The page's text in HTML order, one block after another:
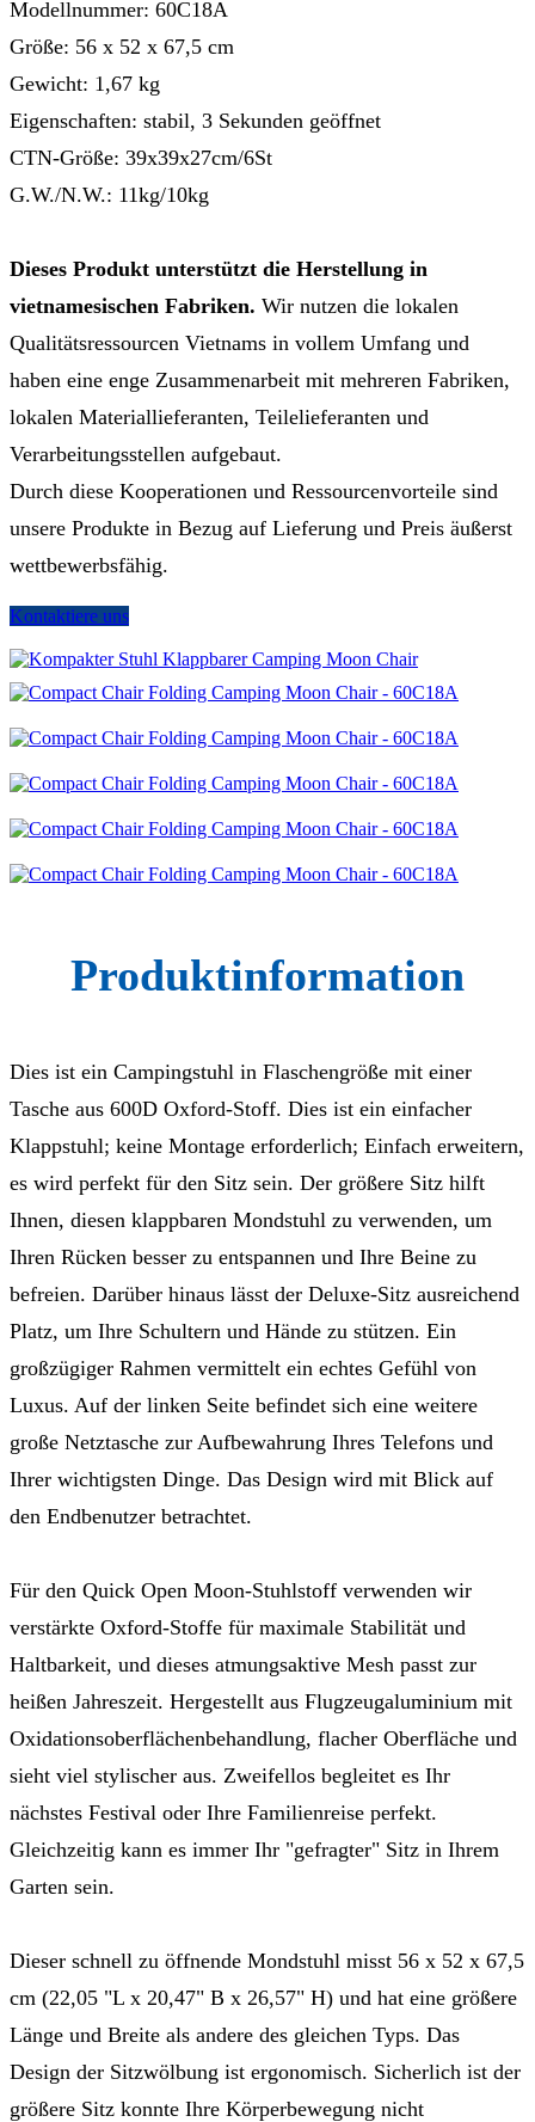
Modellnummer: 60C18A
Größe: 56 x 52 x 67,5 cm
Gewicht: 1,67 kg
Eigenschaften: stabil, 3 Sekunden geöffnet
CTN-Größe: 39x39x27cm/6St
G.W./N.W.: 11kg/10kg
Dieses Produkt unterstützt die Herstellung in
vietnamesischen Fabriken. Wir nutzen die lokalen
Qualitätsressourcen Vietnams in vollem Umfang und
haben eine enge Zusammenarbeit mit mehreren Fabriken,
lokalen Materiallieferanten, Teilelieferanten und
Verarbeitungsstellen aufgebaut.
Durch diese Kooperationen und Ressourcenvorteile sind
unsere Produkte in Bezug auf Lieferung und Preis äußerst
wettbewerbsfähig.
Kontaktiere uns
Produktinformation
Dies ist ein Campingstuhl in Flaschengröße mit einer
Tasche aus 600D Oxford-Stoff. Dies ist ein einfacher
Klappstuhl; keine Montage erforderlich; Einfach erweitern,
es wird perfekt für den Sitz sein. Der größere Sitz hilft
Ihnen, diesen klappbaren Mondstuhl zu verwenden, um
Ihren Rücken besser zu entspannen und Ihre Beine zu
befreien. Darüber hinaus lässt der Deluxe-Sitz ausreichend
Platz, um Ihre Schultern und Hände zu stützen. Ein
großzügiger Rahmen vermittelt ein echtes Gefühl von
Luxus. Auf der linken Seite befindet sich eine weitere
große Netztasche zur Aufbewahrung Ihres Telefons und
Ihrer wichtigsten Dinge. Das Design wird mit Blick auf
den Endbenutzer betrachtet.
Für den Quick Open Moon-Stuhlstoff verwenden wir
verstärkte Oxford-Stoffe für maximale Stabilität und
Haltbarkeit, und dieses atmungsaktive Mesh passt zur
heißen Jahreszeit. Hergestellt aus Flugzeugaluminium mit
Oxidationsoberflächenbehandlung, flacher Oberfläche und
sieht viel stylischer aus. Zweifellos begleitet es Ihr
nächstes Festival oder Ihre Familienreise perfekt.
Gleichzeitig kann es immer Ihr "gefragter" Sitz in Ihrem
Garten sein.
Dieser schnell zu öffnende Mondstuhl misst 56 x 52 x 67,5
cm (22,05 "L x 20,47" B x 26,57" H) und hat eine größere
Länge und Breite als andere des gleichen Typs. Das
Design der Sitzwölbung ist ergonomisch. Sicherlich ist der
größere Sitz konnte Ihre Körperbewegung nicht